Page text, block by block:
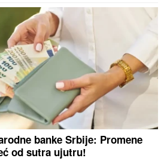
banke Srbije: Promene
od sutra ujutru!